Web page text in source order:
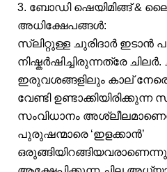
3. ബോഡി ഷെയിമിങ്ങ് &
അധിക്ഷേപങ്ങൾ:
സ്ലിറ്റുള്ള ചുരിദാർ ഇടാൻ
നിഷ്കർഷിച്ചിരുന്നത്രേ ചിലർ.
ഇരുവശങ്ങളിലും കാല്
വേണ്ടി
സംവിധാനം
പുരുഷന്മാരെ ‘ഇളക്കാൻ’